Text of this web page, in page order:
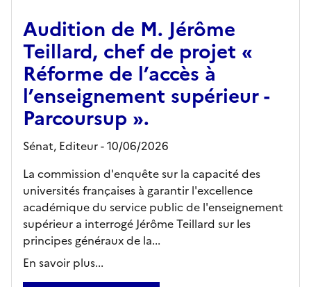
Audition de M. Jérôme
Teillard, chef de projet «
Réforme de l’accès à
l’enseignement supérieur -
Parcoursup ».
Sénat, Editeur- 10/06/2026
La commission d'enquête sur la capacité des
universités françaises à garantir l'excellence
académique du service public de l'enseignement
supérieur a interrogé Jérôme Teillard sur les
principes généraux de la...
En savoir plus...